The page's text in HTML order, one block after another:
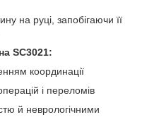
на руці, запобігаючи її
SC3021:
координації
і переломів
й неврологічними